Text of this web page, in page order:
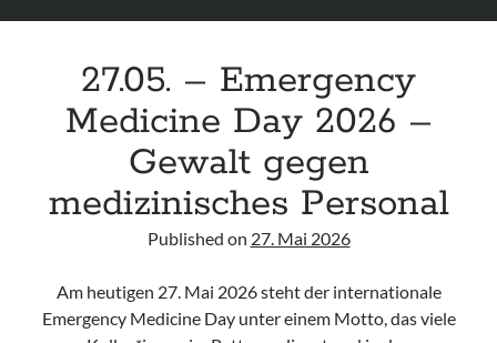
27.05. – Emergency
Medicine Day 2026 –
Gewalt gegen
medizinisches Personal
Published on 27. Mai 2026
Am heutigen 27. Mai 2026 steht der internationale
Emergency Medicine Day unter einem Motto, das viele